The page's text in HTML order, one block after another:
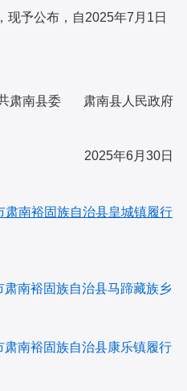
现予公布，自2025年7月1日
肃南县委 肃南县人民政府
2025年6月30日
肃南裕固族自治县皇城镇履行
肃南裕固族自治县马蹄藏族乡
肃南裕固族自治县康乐镇履行